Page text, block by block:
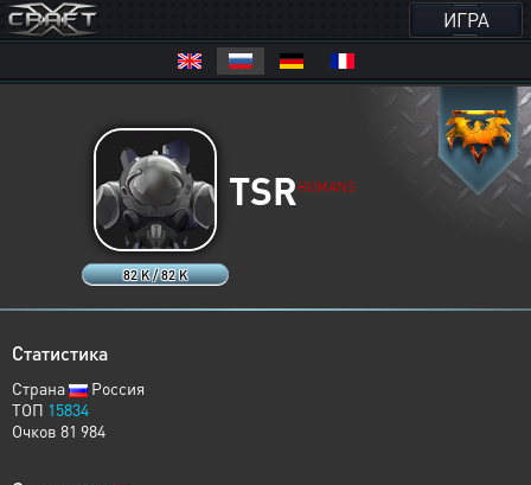
ИГРА
82 K / 82 K
TSRHUMANS
Статистика
Страна
Россия
ТОП 15834
Очков 81 984